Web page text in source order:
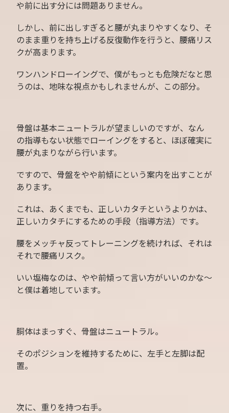
や前に出す分には問題ありません。
しかし、前に出しすぎると腰が丸まりやすくなり、そ
のまま重りを持ち上げる反復動作を行うと、腰痛リス
クが高まります。
ワンハンドローイングで、僕がもっとも危険だなと思
うのは、地味な視点かもしれませんが、この部分。
骨盤は基本ニュートラルが望ましいのですが、なん
の指導もない状態でローイングをすると、ほぼ確実に
腰が丸まりながら行います。
ですので、骨盤をやや前傾にという案内を出すことが
あります。
これは、あくまでも、正しいカタチというよりかは、
正しいカタチにするための手段（指導方法）です。
腰をメッチャ反ってトレーニングを続ければ、それは
それで腰痛リスク。
いい塩梅なのは、やや前傾って言い方がいいのかな〜
と僕は着地しています。
胴体はまっすぐ、骨盤はニュートラル。
そのポジションを維持するために、左手と左脚は配
置。
次に、重りを持つ右手。